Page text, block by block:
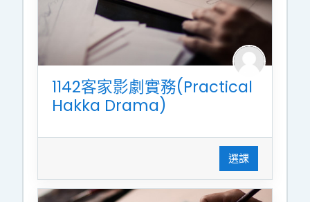
1142客家影劇實務(Practical
Hakka Drama)
選課